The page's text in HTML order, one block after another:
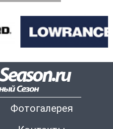
Фотогалерея